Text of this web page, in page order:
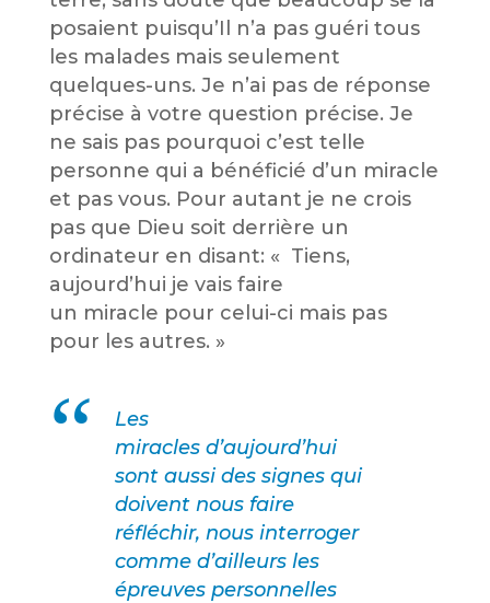
posaient puisqu’Il n’a pas guéri tous
les malades mais seulement
quelques-uns. Je n’ai pas de réponse
précise à votre question précise. Je
ne sais pas pourquoi c’est telle
personne qui a bénéficié d’un miracle
et pas vous. Pour autant je ne crois
pas que Dieu soit derrière un
ordinateur en disant: « Tiens,
aujourd’hui je vais faire
un miracle pour celui-ci mais pas
pour les autres. »
Les
miracles d’aujourd’hui
sont aussi des signes qui
doivent nous faire
réfléchir, nous interroger
comme d’ailleurs les
épreuves personnelles